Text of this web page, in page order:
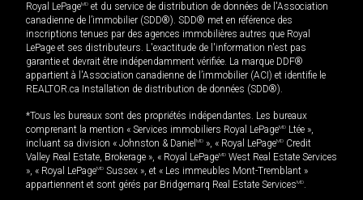
Royal LePageMD et du service de distribution de données de l'Association
canadienne de l’immobilier (SDD®). SDD® met en référence des
inscriptions tenues par des agences immobilières autres que Royal
LePage et ses distributeurs. L'exactitude de l'information n'est pas
garantie et devrait être indépendamment vérifiée. La marque DDF®
appartient à l'Association canadienne de l’immobilier (ACI) et identifie le
REALTOR.ca Installation de distribution de données (SDD®).
*Tous les bureaux sont des propriétés indépendantes. Les bureaux
comprenant la mention « Services immobiliers Royal LePageMD Ltée »,
incluant sa division « Johnston & Daniel MD », « Royal LePageMD Credit
Valley Real Estate, Brokerage », « Royal LePageMD West Real Estate Services
», « Royal LePageMD Sussex », et « Les immeubles Mont-Tremblant »
appartiennent et sont gérés par Bridgemarq Real Estate ServicesMD.